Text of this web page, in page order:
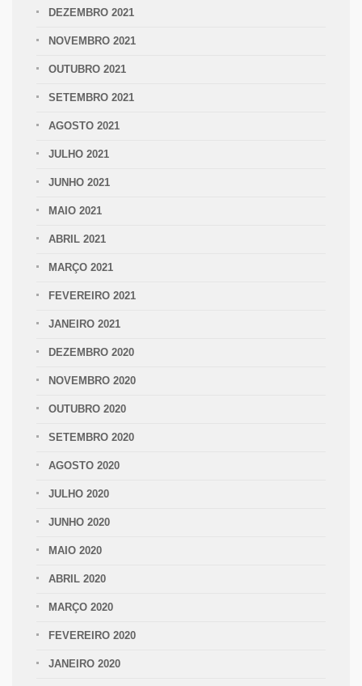
DEZEMBRO 2021
NOVEMBRO 2021
OUTUBRO 2021
SETEMBRO 2021
AGOSTO 2021
JULHO 2021
JUNHO 2021
MAIO 2021
ABRIL 2021
MARÇO 2021
FEVEREIRO 2021
JANEIRO 2021
DEZEMBRO 2020
NOVEMBRO 2020
OUTUBRO 2020
SETEMBRO 2020
AGOSTO 2020
JULHO 2020
JUNHO 2020
MAIO 2020
ABRIL 2020
MARÇO 2020
FEVEREIRO 2020
JANEIRO 2020